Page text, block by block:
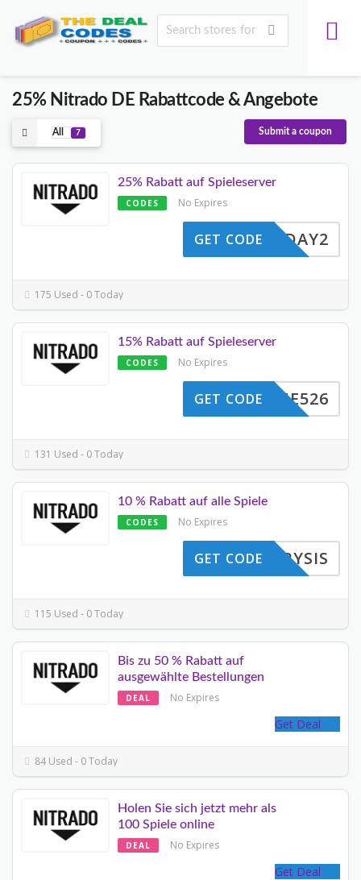
25% Nitrado DE Rabattcode & Angebote
All 7 Submit a coupon
25% Rabatt auf Spieleserver
CODES No Expires
HOLIDAY2
GET CODE
175 Used - 0 Today
15% Rabatt auf Spieleserver
CODES No Expires
LCOME526
GET CODE
131 Used - 0 Today
10 % Rabatt auf alle Spiele
CODES No Expires
EDCRYSIS
GET CODE
115 Used - 0 Today
Bis zu 50 % Rabatt auf
ausgewählte Bestellungen
DEAL No Expires
Get Deal
84 Used - 0 Today
Holen Sie sich jetzt mehr als
100 Spiele online
DEAL No Expires
Get Deal